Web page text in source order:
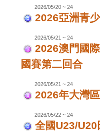
2026/05/20 ~ 24
2026亞洲青
2026/05/21 ~ 24
2026澳門國
國賽第二回合
2026/05/21 ~ 24
2026年大灣
2026/05/22 ~ 24
全國U23/